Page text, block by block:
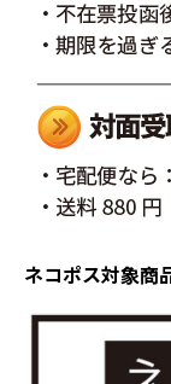
ネコポス対象商